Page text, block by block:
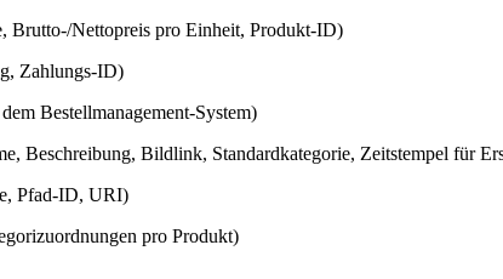
Brutto-/Nettopreis pro Einheit, Produkt-ID)
Zahlungs-ID)
Bestellmanagement-System)
Beschreibung, Bildlink, Standardkategorie, Zeitstempel für
Pfad-ID, URI)
pro Produkt)